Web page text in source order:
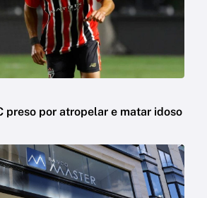
preso por atropelar e matar idoso